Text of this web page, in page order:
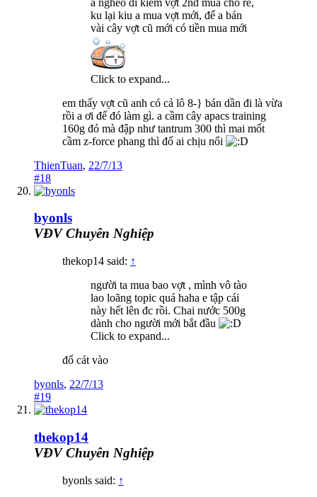
ku lại kiu a mua vợt mới, để a bán
vài cây vợt cũ mới có tiền mua mới
Click to expand...
em thấy vợt cũ anh có cả lô 8-} bán dần đi là vừa
rồi a ơi để đó làm gì. a cầm cây apacs training
160g đó mà đập như tantrum 300 thì mai mốt
cầm z-force phang thì đố ai chịu nổi
ThienTuan, 22/7/13
#18
byonls
VĐV Chuyên Nghiệp
thekop14 said: ↑
người ta mua bao vợt , mình vô tào
lao loãng topic quá haha e tập cái
này hết lên đc rồi. Chai nước 500g
dành cho người mới bắt đầu
Click to expand...
đổ cát vào
byonls, 22/7/13
#19
thekop14
VĐV Chuyên Nghiệp
byonls said: ↑